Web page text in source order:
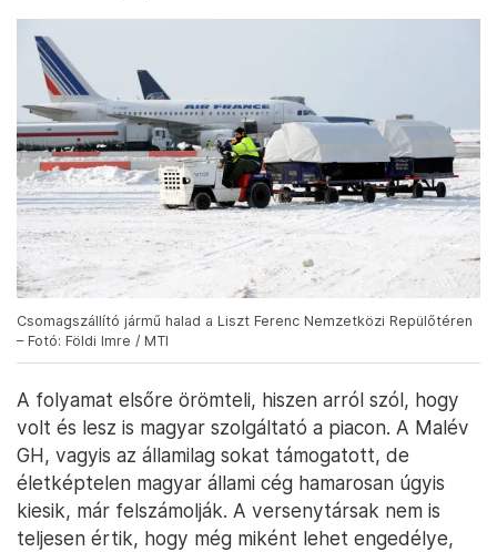
Csomagszállító jármű halad a Liszt Ferenc Nemzetközi Repülőtéren
– Fotó: Földi Imre / MTI
A folyamat elsőre örömteli, hiszen arról szól, hogy
volt és lesz is magyar szolgáltató a piacon. A Malév
GH, vagyis az államilag sokat támogatott, de
életképtelen magyar állami cég hamarosan úgyis
kiesik, már felszámolják. A versenytársak nem is
teljesen értik, hogy még miként lehet engedélye,